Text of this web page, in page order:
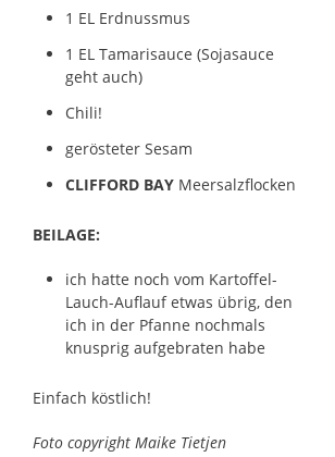
1 EL Erdnussmus
1 EL Tamarisauce (Sojasauce
geht auch)
Chili!
gerösteter Sesam
CLIFFORD BAY Meersalzflocken
BEILAGE:
ich hatte noch vom Kartoffel-
Lauch-Auflauf etwas übrig, den
ich in der Pfanne nochmals
knusprig aufgebraten habe
Einfach köstlich!
Foto copyright Maike Tietjen